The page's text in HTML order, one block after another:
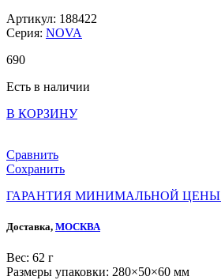
Артикул: 188422
Серия: NOVA
690
Есть в наличии
В КОРЗИНУ
Сравнить
Сохранить
ГАРАНТИЯ МИНИМАЛЬНОЙ ЦЕНЫ
Доставка, МОСКВА
Веc: 62 г
Размеры упаковки: 280×50×60 мм